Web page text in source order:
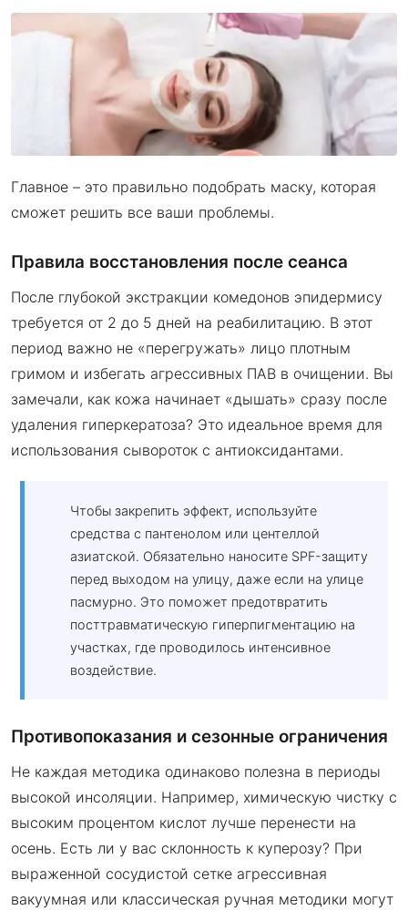
Главное – это правильно подобрать маску, которая
сможет решить все ваши проблемы.
Правила восстановления после сеанса
После глубокой экстракции комедонов эпидермису
требуется от 2 до 5 дней на реабилитацию. В этот
период важно не «перегружать» лицо плотным
гримом и избегать агрессивных ПАВ в очищении. Вы
замечали, как кожа начинает «дышать» сразу после
удаления гиперкератоза? Это идеальное время для
использования сывороток с антиоксидантами.
Чтобы закрепить эффект, используйте
средства с пантенолом или центеллой
азиатской. Обязательно наносите SPF-защиту
перед выходом на улицу, даже если на улице
пасмурно. Это поможет предотвратить
посттравматическую гиперпигментацию на
участках, где проводилось интенсивное
воздействие.
Противопоказания и сезонные ограничения
Не каждая методика одинаково полезна в периоды
высокой инсоляции. Например, химическую чистку с
высоким процентом кислот лучше перенести на
осень. Есть ли у вас склонность к куперозу? При
выраженной сосудистой сетке агрессивная
вакуумная или классическая ручная методики могут